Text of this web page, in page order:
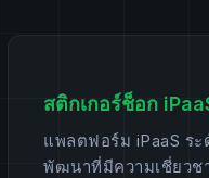
สติกเกอร์ช็อก
แพลตฟอร์ม iPaaS ร
พัฒนาที่มีความเชี่ยวช